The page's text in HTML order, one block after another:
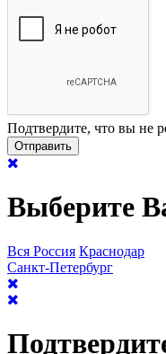
Подтвердите, что вы не
Выберите
Вся Россия Краснодар
Санкт-Петербург